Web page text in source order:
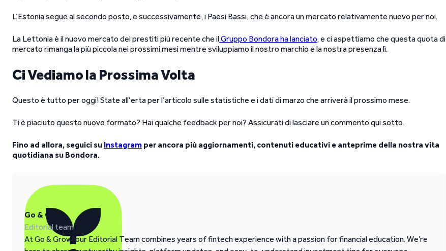
L’Estonia segue al secondo posto, e successivamente, i Paesi Bassi, che è ancora un mercato relativamente nuovo per noi.
La Lettonia è il nuovo mercato dei prestiti più recente che ilGruppo Bondora ha lanciato, e ci aspettiamo che questa quota di
mercato rimanga la più piccola nei prossimi mesi mentre sviluppiamo il nostro marchio e la nostra presenza lì.
Ci Vediamo la Prossima Volta
Questo è tutto per oggi! State all’erta per l’articolo sulle statistiche e i dati di marzo che arriverà il prossimo mese.
Ti è piaciuto questo nuovo formato? Hai qualche feedback per noi? Assicurati di lasciare un commento qui sotto.
Fino ad allora, seguici su Instagram per ancora più aggiornamenti, contenuti educativi e anteprime della nostra vita
quotidiana su Bondora.
Go & Grow
Editorial team
At Go & Grow, our Editorial Team combines years of fintech experience with a passion for financial education. We’re